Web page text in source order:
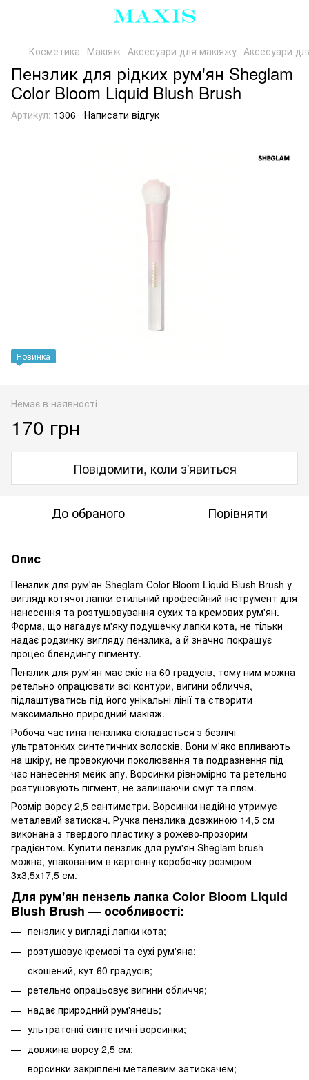
Косметика Макіяж Аксесуари для макіяжу Аксесуари
Пензлик для рідких рум'ян Sheglam
Color Bloom Liquid Blush Brush
Артикул: 1306 Написати відгук
Новинка
Немає в наявності
170 грн
Повідомити, коли з'явиться
До обраного Порівняти
Опис
Пензлик для рум'ян Sheglam Color Bloom Liquid Blush Brush у
вигляді котячої лапки стильний професійний інструмент для
нанесення та розтушовування сухих та кремових рум'ян.
Форма, що нагадує м'яку подушечку лапки кота, не тільки
надає родзинку вигляду пензлика, а й значно покращує
процес блендингу пігменту.
Пензлик для рум'ян має скіс на 60 градусів, тому ним можна
ретельно опрацювати всі контури, вигини обличчя,
підлаштуватись під його унікальні лінії та створити
максимально природний макіяж.
Робоча частина пензлика складається з безлічі
ультратонких синтетичних волосків. Вони м'яко впливають
на шкіру, не провокуючи поколювання та подразнення під
час нанесення мейк-апу. Ворсинки рівномірно та ретельно
розтушовують пігмент, не залишаючи смуг та плям.
Розмір ворсу 2,5 сантиметри. Ворсинки надійно утримує
металевий затискач. Ручка пензлика довжиною 14,5 см
виконана з твердого пластику з рожево-прозорим
градієнтом. Купити пензлик для рум'ян Sheglam brush
можна, упакованим в картонну коробочку розміром
3х3,5х17,5 см.
Для рум'ян пензель лапка Color Bloom Liquid
Blush Brush — особливості:
пензлик у вигляді лапки кота;
розтушовує кремові та сухі рум'яна;
скошений, кут 60 градусів;
ретельно опрацьовує вигини обличчя;
надає природний рум'янець;
ультратонкі синтетичні ворсинки;
довжина ворсу 2,5 см;
ворсинки закріплені металевим затискачем;